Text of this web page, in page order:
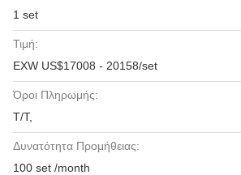
1 set
Τιμή:
EXW US$17008 - 20158/set
Όροι Πληρωμής:
T/T,
Δυνατότητα Προμήθειας:
100 set /month